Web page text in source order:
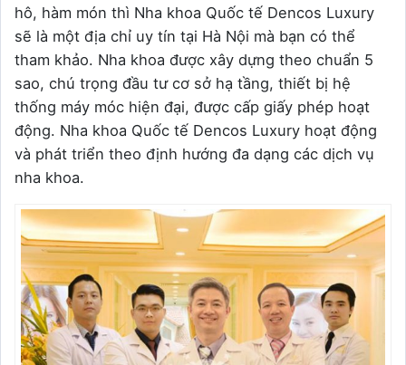
hô, hàm món thì Nha khoa Quốc tế Dencos Luxury
sẽ là một địa chỉ uy tín tại Hà Nội mà bạn có thể
tham khảo. Nha khoa được xây dựng theo chuẩn 5
sao, chú trọng đầu tư cơ sở hạ tầng, thiết bị hệ
thống máy móc hiện đại, được cấp giấy phép hoạt
động. Nha khoa Quốc tế Dencos Luxury hoạt động
và phát triển theo định hướng đa dạng các dịch vụ
nha khoa.